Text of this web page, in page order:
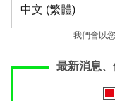
我們會以
最新消息